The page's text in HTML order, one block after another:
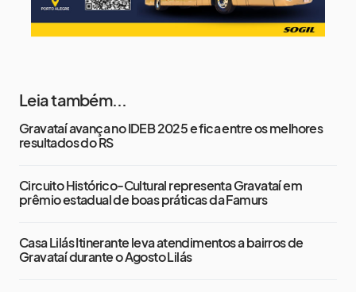
Leia também...
Gravataí avança no IDEB 2025 e fica entre os melhores
resultados do RS
Circuito Histórico-Cultural representa Gravataí em
prêmio estadual de boas práticas da Famurs
Casa Lilás Itinerante leva atendimentos a bairros de
Gravataí durante o Agosto Lilás